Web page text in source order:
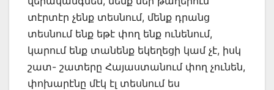
տէրտէր չենք տեսնում, մենք դրանց
տեսնում ենք եթէ փող ենք ունենում,
կարում ենք տանենք եկեղեցի կամ չէ, իսկ
շատ- շատերը Հայաստանում փող չունեն,
փոխարէնը մէկ էլ տեսնում ես